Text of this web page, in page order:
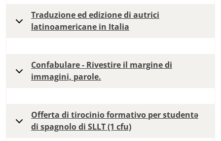
Traduzione ed edizione di autrici
latinoamericane in Italia
Confabulare - Rivestire il margine di
immagini, parole.
Offerta di tirocinio formativo per studentə
di spagnolo di SLLT (1 cfu)